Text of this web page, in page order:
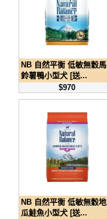
NB 自然平衡 低敏無穀馬
鈴薯鴨小型犬 [送...
$970
NB 自然平衡 低敏無穀地
瓜鮭魚小型犬 [送...